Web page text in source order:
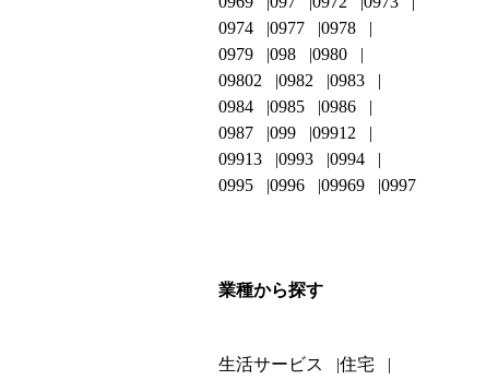
0974
0977
0978
0979
098
0980
09802
0982
0983
0984
0985
0986
0987
099
09912
09913
0993
0994
0995
0996 09969 0997
業種から探す
生活サービス 住宅